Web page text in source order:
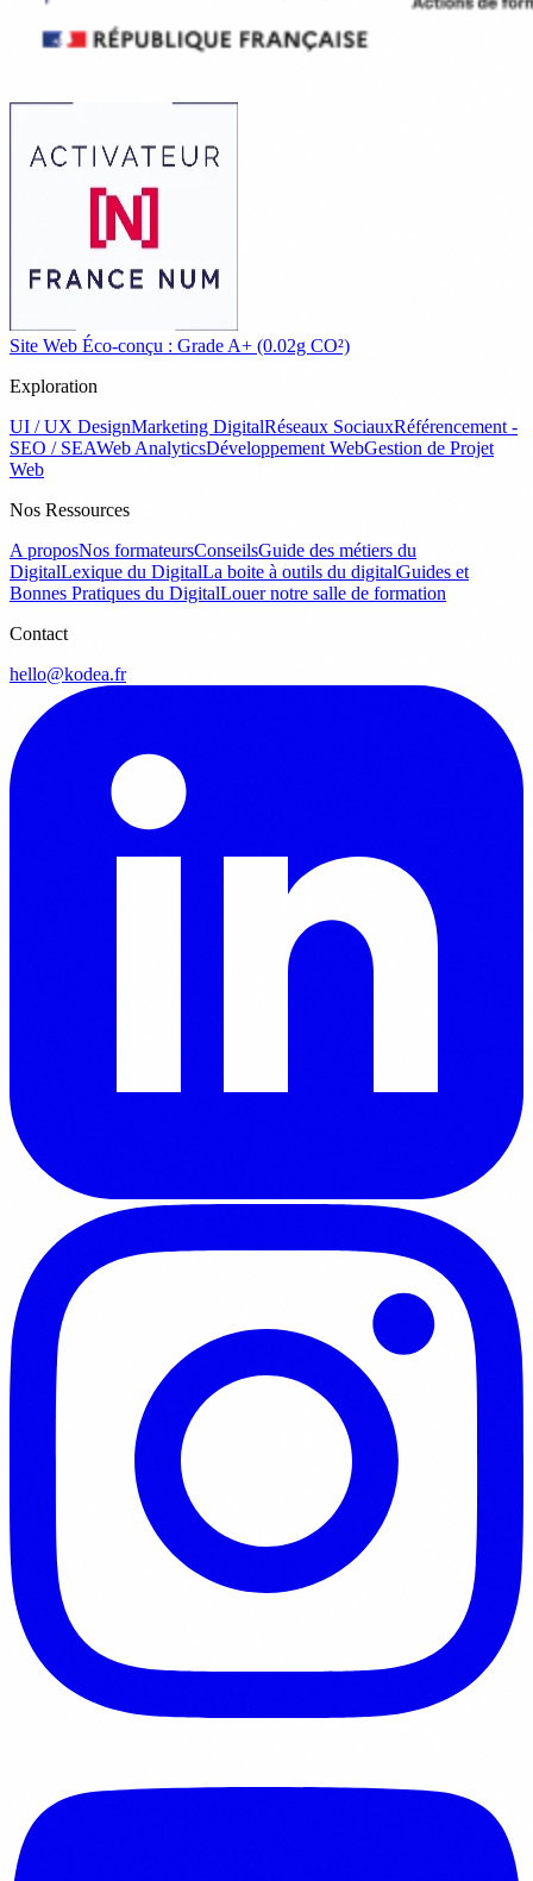
Site Web Éco-conçu : Grade A+ (0.02g CO²)
Exploration
UI / UX DesignMarketing DigitalRéseaux SociauxRéférencement -
SEO / SEAWeb AnalyticsDéveloppement WebGestion de Projet
Web
Nos Ressources
A proposNos formateursConseilsGuide des métiers du
DigitalLexique du DigitalLa boite à outils du digitalGuides et
Bonnes Pratiques du DigitalLouer notre salle de formation
Contact
hello@kodea.fr